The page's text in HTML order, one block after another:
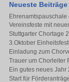
Neueste Beiträge
Vereinsfeste mit
Stuttgarter Chortage
3.Oktober
Einladung zum
Trauer um Chorleiter
Ein gutes neues Jahr
Start für